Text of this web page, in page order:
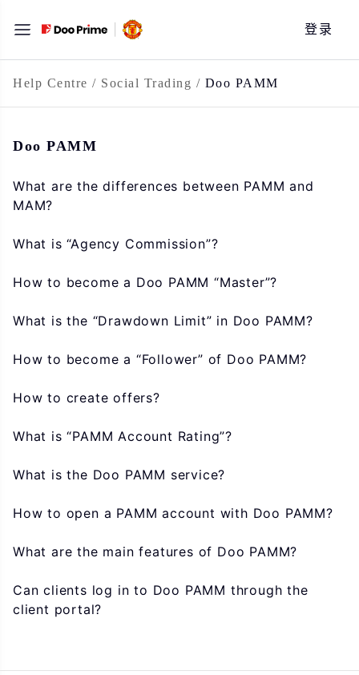
至
内
容
登录
Help Centre / Social Trading / Doo PAMM
Doo PAMM
What are the differences between PAMM and
MAM?
What is “Agency Commission”?
How to become a Doo PAMM “Master”?
What is the “Drawdown Limit” in Doo PAMM?
How to become a “Follower” of Doo PAMM?
How to create offers?
What is “PAMM Account Rating”?
What is the Doo PAMM service?
How to open a PAMM account with Doo PAMM?
What are the main features of Doo PAMM?
Can clients log in to Doo PAMM through the
client portal?